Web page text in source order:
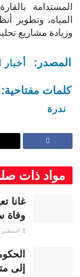
المستدامة
المياه، وتطوير
وزيادة مشاريع
المصدر:
كلمات مفتاحية:
ندرة
مواد ذات
غانا
وفاة
أغسطس 7, 2026
إلى